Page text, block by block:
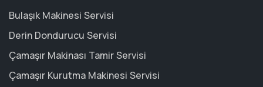
Bulaşık Makinesi Servisi
Derin Dondurucu Servisi
Çamaşır Makinası Tamir Servisi
Çamaşır Kurutma Makinesi Servisi